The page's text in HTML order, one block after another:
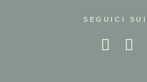
SEGUICI SUI